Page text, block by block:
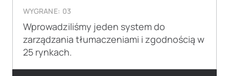
WYGRANE: 03
Wprowadziliśmy jeden system do
zarządzania tłumaczeniami i zgodnością w
25 rynkach.